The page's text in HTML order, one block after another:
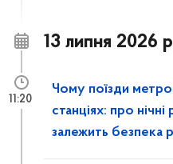
13 липня 2026
Чому поїзди метро
станціях: про
залежить безпека
11:20